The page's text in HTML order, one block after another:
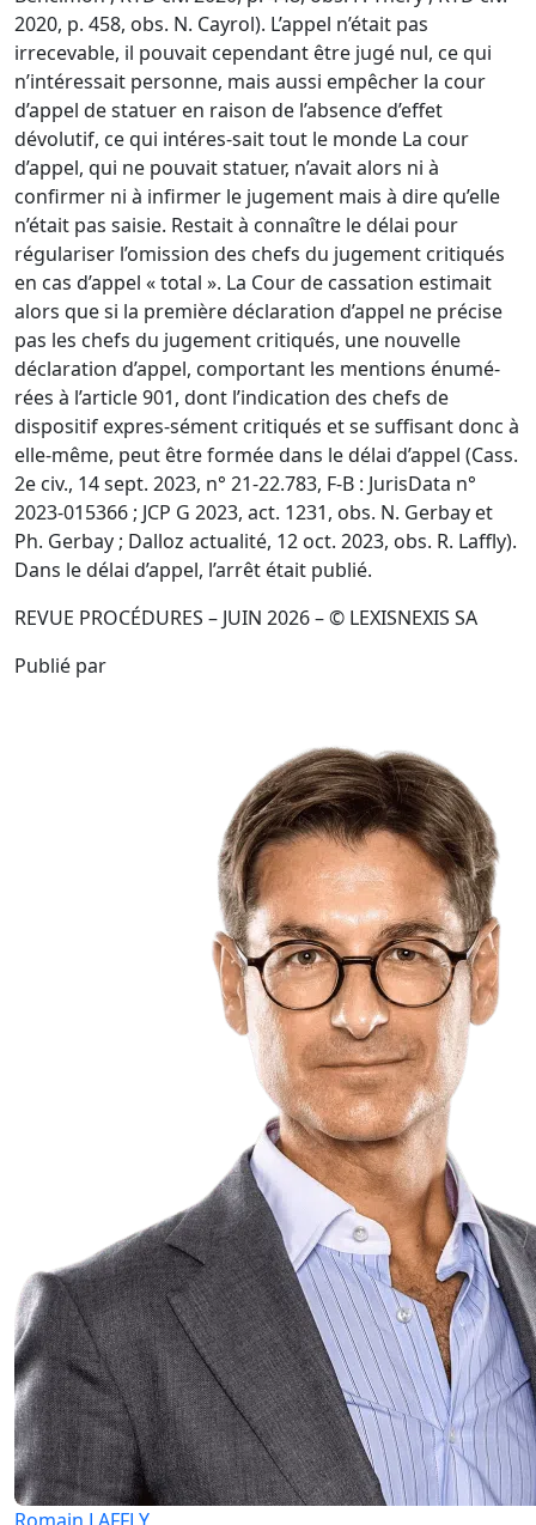
2020, p. 458, obs. N. Cayrol). L’appel n’était pas
irrecevable, il pouvait cependant être jugé nul, ce qui
n’intéressait personne, mais aussi empêcher la cour
d’appel de statuer en raison de l’absence d’effet
dévolutif, ce qui intéres-sait tout le monde La cour
d’appel, qui ne pouvait statuer, n’avait alors ni à
confirmer ni à infirmer le jugement mais à dire qu’elle
n’était pas saisie. Restait à connaître le délai pour
régulariser l’omission des chefs du jugement critiqués
en cas d’appel « total ». La Cour de cassation estimait
alors que si la première déclaration d’appel ne précise
pas les chefs du jugement critiqués, une nouvelle
déclaration d’appel, comportant les mentions énumé-
rées à l’article 901, dont l’indication des chefs de
dispositif expres-sément critiqués et se suffisant donc à
elle-même, peut être formée dans le délai d’appel (Cass.
2e civ., 14 sept. 2023, n° 21-22.783, F-B : JurisData n°
2023-015366 ; JCP G 2023, act. 1231, obs. N. Gerbay et
Ph. Gerbay ; Dalloz actualité, 12 oct. 2023, obs. R. Laffly).
Dans le délai d’appel, l’arrêt était publié.
REVUE PROCÉDURES – JUIN 2026 – © LEXISNEXIS SA
Publié par